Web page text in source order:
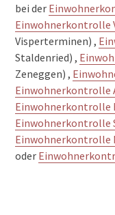
bei der
Einwohnerkontrolle
Visperterminen) ,
Staldenried) ,
Zeneggen) ,
Einwohnerkontrolle
Einwohnerkontrolle
Einwohnerkontrolle
Einwohnerkontrolle
oder